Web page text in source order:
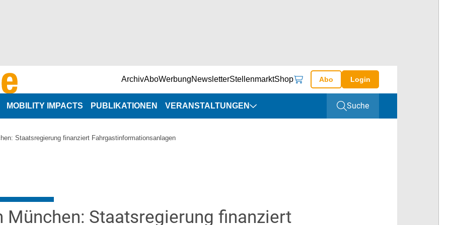
ArchivAboWerbungNewsletterStellenmarktShop Abo Login
MOBILITY IMPACTS PUBLIKATIONEN VERANSTALTUNGEN Suche
Staatsregierung finanziert Fahrgastinformationsanlagen
München: Staatsregierung finanziert